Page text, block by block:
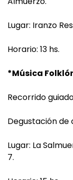
Lugar: Iranzo
Horario: 13 hs.
*Música
Recorrido
Degustación de
Lugar: La
7.